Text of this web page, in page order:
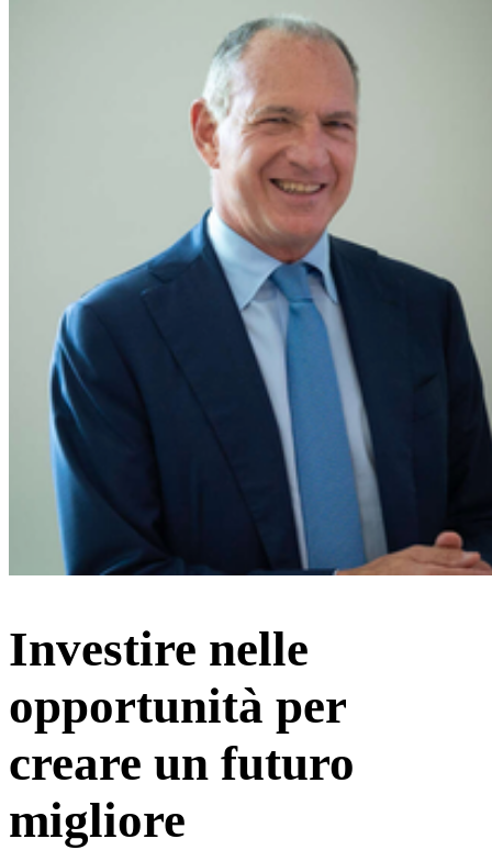
Investire nelle
opportunità per
creare un futuro
migliore